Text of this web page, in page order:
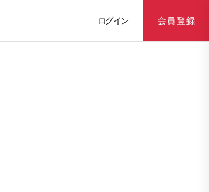
ログイン 会員登録